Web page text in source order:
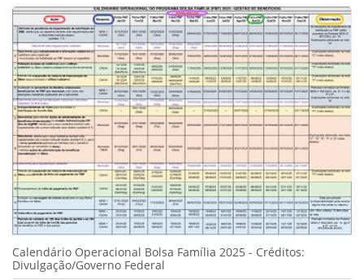
Calendário Operacional Bolsa Família 2025 - Créditos:
Divulgação/Governo Federal